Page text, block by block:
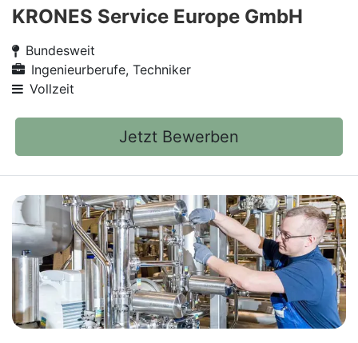
KRONES Service Europe GmbH
Bundesweit
Ingenieurberufe, Techniker
Vollzeit
Jetzt Bewerben